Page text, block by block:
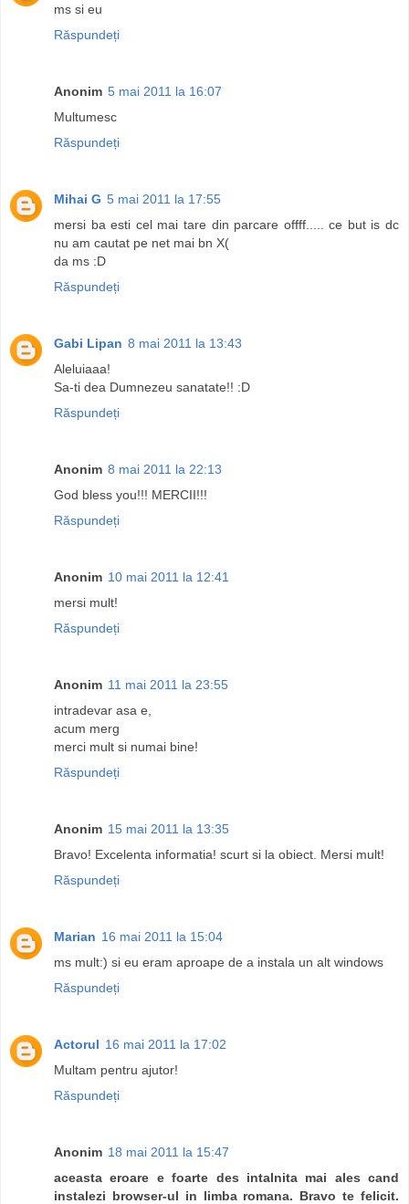
ms si eu
Răspundeți
Anonim 5 mai 2011 la 16:07
Multumesc
Răspundeți
Mihai G 5 mai 2011 la 17:55
mersi ba esti cel mai tare din parcare offff..... ce but is dc
nu am cautat pe net mai bn X(
da ms :D
Răspundeți
Gabi Lipan 8 mai 2011 la 13:43
Aleluiaaa!
Sa-ti dea Dumnezeu sanatate!! :D
Răspundeți
Anonim 8 mai 2011 la 22:13
God bless you!!! MERCII!!!
Răspundeți
Anonim 10 mai 2011 la 12:41
mersi mult!
Răspundeți
Anonim 11 mai 2011 la 23:55
intradevar asa e,
acum merg
merci mult si numai bine!
Răspundeți
Anonim 15 mai 2011 la 13:35
Bravo! Excelenta informatia! scurt si la obiect. Mersi mult!
Răspundeți
Marian 16 mai 2011 la 15:04
ms mult:) si eu eram aproape de a instala un alt windows
Răspundeți
Actorul 16 mai 2011 la 17:02
Multam pentru ajutor!
Răspundeți
Anonim 18 mai 2011 la 15:47
aceasta eroare e foarte des intalnita mai ales cand
instalezi browser-ul in limba romana. Bravo te felicit.